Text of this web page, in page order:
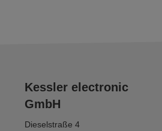
Kessler electronic
GmbH
Dieselstraße 4